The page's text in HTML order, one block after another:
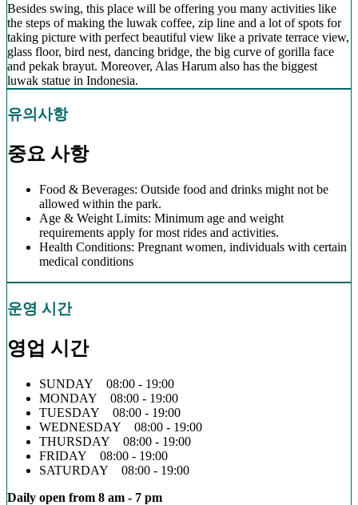
Besides swing, this place will be offering you many activities like
the steps of making the luwak coffee, zip line and a lot of spots for
taking picture with perfect beautiful view like a private terrace view,
glass floor, bird nest, dancing bridge, the big curve of gorilla face
and pekak brayut. Moreover, Alas Harum also has the biggest
luwak statue in Indonesia.
유의사항
중요 사항
Food & Beverages: Outside food and drinks might not be
allowed within the park.
Age & Weight Limits: Minimum age and weight
requirements apply for most rides and activities.
Health Conditions: Pregnant women, individuals with certain
medical conditions
운영 시간
영업 시간
SUNDAY 08:00 - 19:00
MONDAY 08:00 - 19:00
TUESDAY 08:00 - 19:00
WEDNESDAY 08:00 - 19:00
THURSDAY 08:00 - 19:00
FRIDAY 08:00 - 19:00
SATURDAY 08:00 - 19:00
Daily open from 8 am - 7 pm